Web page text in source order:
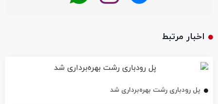
اخبار مرتبط
پل رودباری رشت بهره‌برداری شد